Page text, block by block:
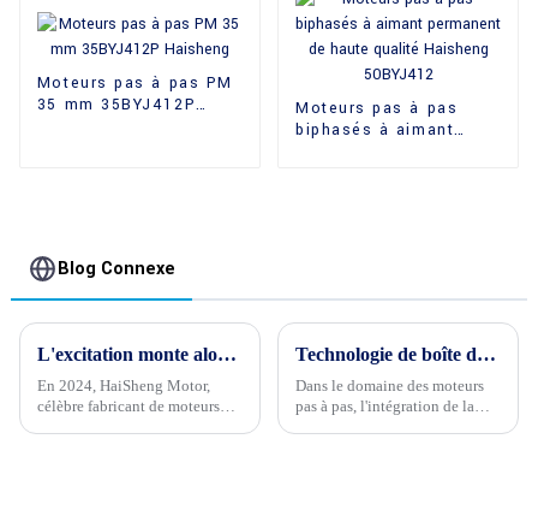
Moteurs pas à pas PM
35 mm 35BYJ412P
Moteurs pas à pas
biphasés à aimant
Blog Connexe
L'excitation monte alors que le compte à rebours pour la bonne année 2024 commence
En 2024, HaiSheng Motor,
célèbre fabricant de moteurs
Technologie de boîte de vitesses Haisheng pour moteurs pas à pas
Dans le domaine des moteurs
pas à pas, l'intégration de la